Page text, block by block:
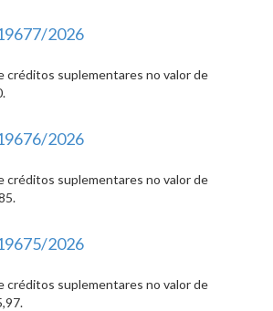
2026
créditos suplementares no valor de
2026
créditos suplementares no valor de
2026
créditos suplementares no valor de